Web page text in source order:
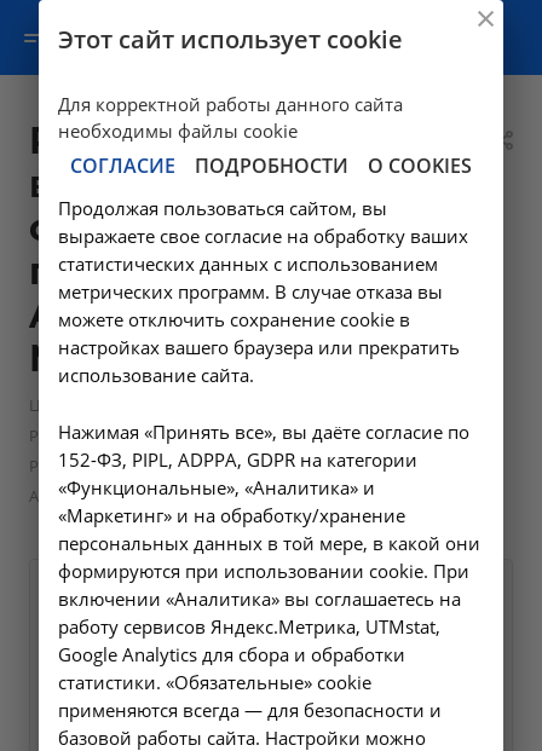
Рентгенография
всего черепа, в
одной или более
проекциях -
A06.03.005 в
Москве
Цены в Москве
Рентгенологические исследования в Москве —
Рентгенография всего черепа, в одной или более проекциях -
A06.03.005 в Москве
Оформите заявку на сайте,
мы свяжемся с вами в
ближайшее время и ответим
на все интересующие
вопросы.
1600 ₽
Этот сайт использует cookie
Для корректной работы данного сайта
необходимы файлы cookie
СОГЛАСИЕ ПОДРОБНОСТИ О COOKIES
Продолжая пользоваться сайтом, вы
выражаете свое согласие на обработку ваших
статистических данных с использованием
метрических программ. В случае отказа вы
можете отключить сохранение cookie в
настройках вашего браузера или прекратить
использование сайта.
Нажимая «Принять все», вы даёте согласие по
152-ФЗ, PIPL, ADPPA, GDPR на категории
«Функциональные», «Аналитика» и
«Маркетинг» и на обработку/хранение
персональных данных в той мере, в какой они
формируются при использовании cookie. При
включении «Аналитика» вы соглашаетесь на
работу сервисов Яндекс.Метрика, UTMstat,
Google Analytics для сбора и обработки
статистики. «Обязательные» cookie
применяются всегда — для безопасности и
базовой работы сайта. Настройки можно